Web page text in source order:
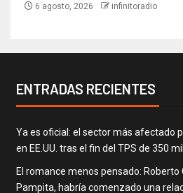
6 agosto, 2026 infinitoradio
ENTRADAS RECIENTES
Ya es oficial: el sector más afectado
en EE.UU. tras el fin del TPS de 350
El romance menos pensado: Roberto
Pampita, habría comenzado una